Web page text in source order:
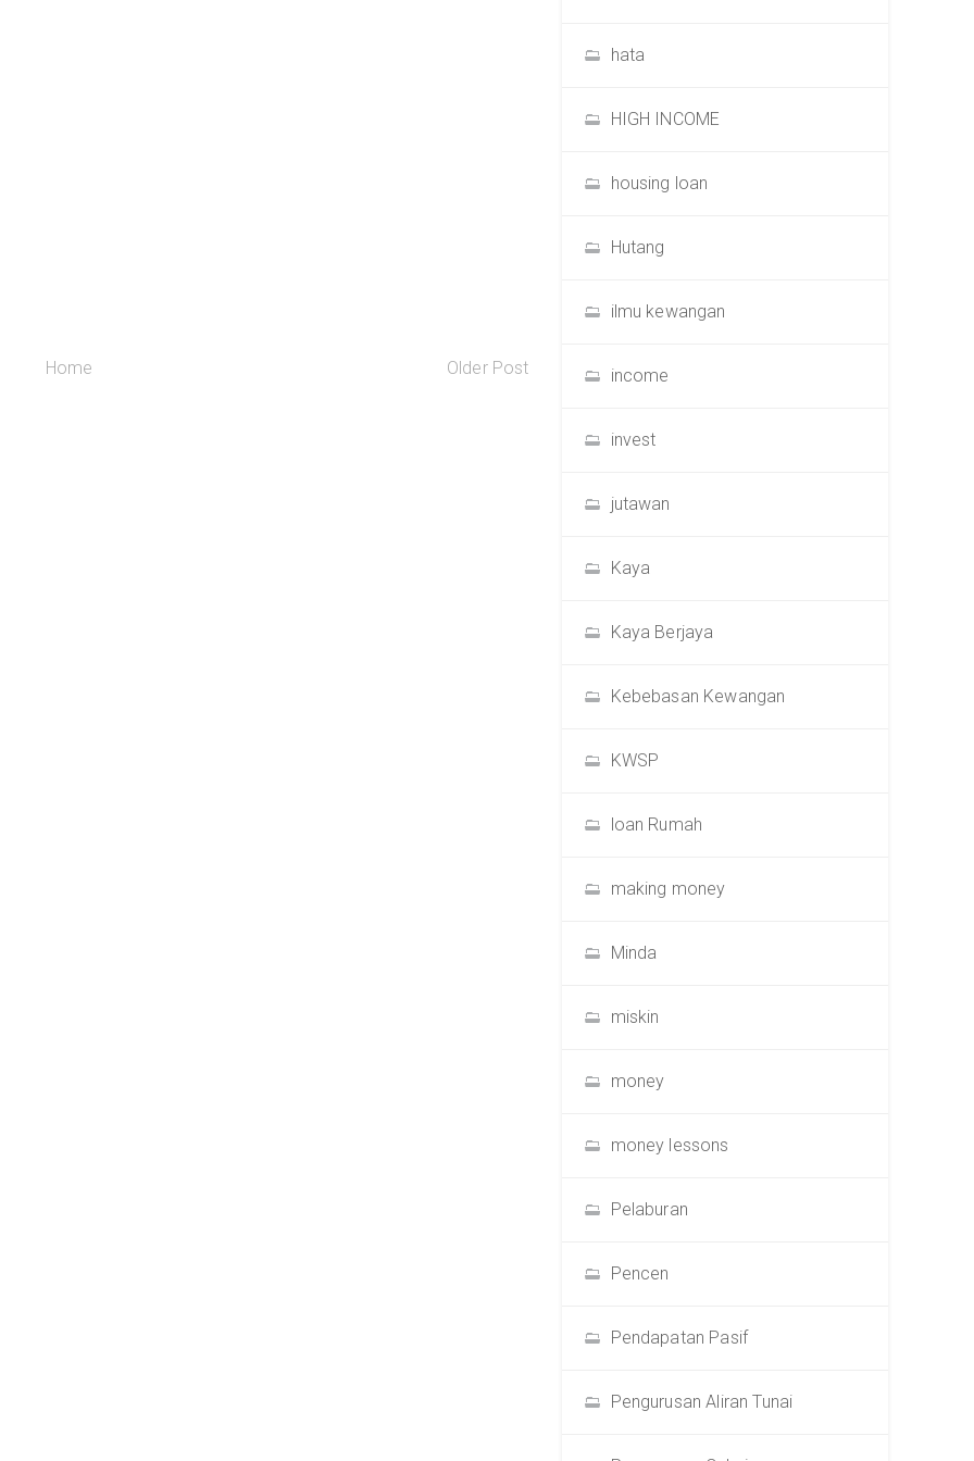
Home Older Post
hata
HIGH INCOME
housing loan
Hutang
ilmu kewangan
income
invest
jutawan
Kaya
Kaya Berjaya
Kebebasan Kewangan
KWSP
loan Rumah
making money
Minda
miskin
money
money lessons
Pelaburan
Pencen
Pendapatan Pasif
Pengurusan Aliran Tunai